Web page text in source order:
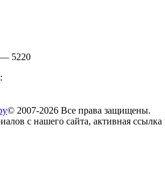
— 5220
© 2007-2026 Все права защищены.
с нашего сайта, активная